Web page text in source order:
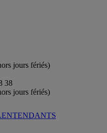
jours fériés)​
38
jours fériés)